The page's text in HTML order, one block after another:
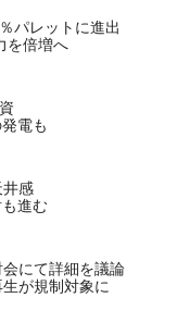
パレットに進出
を倍増へ
電も
井感
進む
にて詳細を議論
が規制対象に